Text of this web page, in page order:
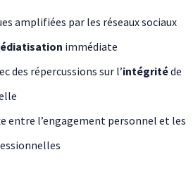
amplifiées par les réseaux sociaux
immédiate
des répercussions sur l’intégritéde
entre l’engagement personnel et les